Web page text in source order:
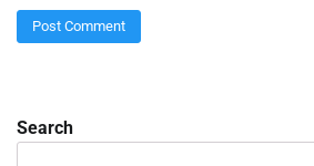
Search